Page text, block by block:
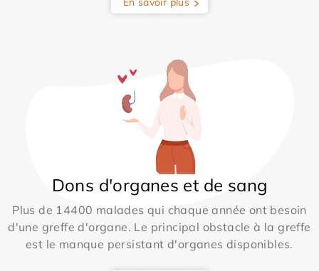
Dons d'organes et de sang
Plus de 14400 malades qui chaque année ont besoin
d'une greffe d'organe. Le principal obstacle à la greffe
est le manque persistant d'organes disponibles.